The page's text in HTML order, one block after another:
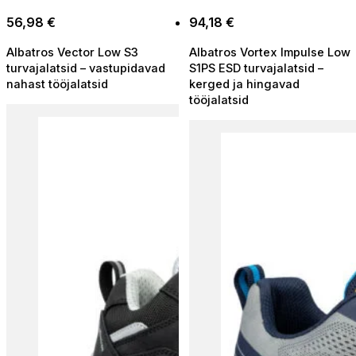
Valikuid
teha
tootelehel.
Valikuid
saab
teha
tootelehel.
56,98 €
Albatros Vector Low S3
turvajalatsid – vastupidavad
nahast tööjalatsid
94,18 €
Albatros Vortex Impulse Low
S1PS ESD turvajalatsid –
kerged ja hingavad
tööjalatsid